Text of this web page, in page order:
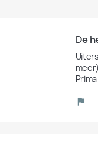
De